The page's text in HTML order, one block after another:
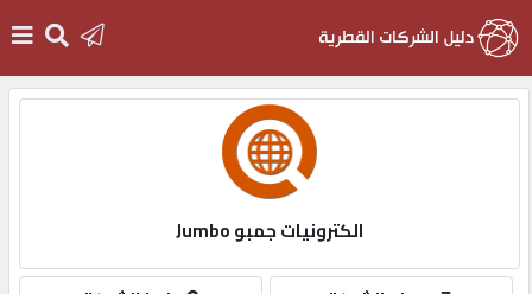
التسجيل
الكترونيات جمبو Jumbo